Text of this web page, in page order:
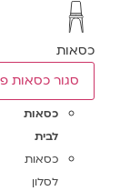
כסאות
סגור כסאות
כסאות
לבית
כסאות
לסלון